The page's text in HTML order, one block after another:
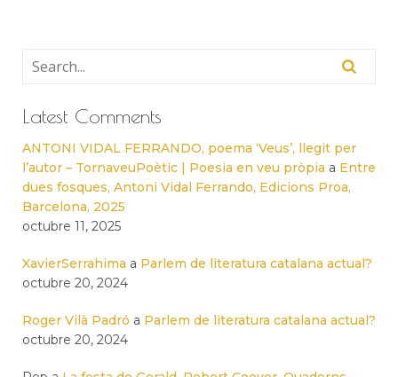
Latest Comments
ANTONI VIDAL FERRANDO, poema ‘Veus’, llegit per
l’autor – TornaveuPoètic | Poesia en veu pròpia a Entre
dues fosques, Antoni Vidal Ferrando, Edicions Proa,
Barcelona, 2025
octubre 11, 2025
XavierSerrahima a Parlem de literatura catalana actual?
octubre 20, 2024
Roger Vilà Padró a Parlem de literatura catalana actual?
octubre 20, 2024